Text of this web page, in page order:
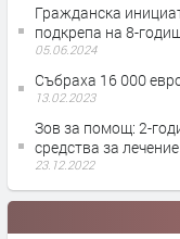
Гражданска
подкрепа на 8-
05.06.2024
Събраха 16 000
13.02.2023
Зов за помощ: 2-
средства за лечение
23.12.2022